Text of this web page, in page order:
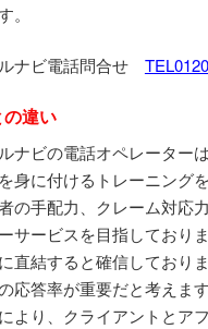
。
ナビ電話問合せ
違い
ナビの電話オペレーター
身に付けるトレーニング
の手配力、クレーム対応
サービスを目指しており
直結すると確信しており
応答率が重要だと考えま
より、クライアントとア